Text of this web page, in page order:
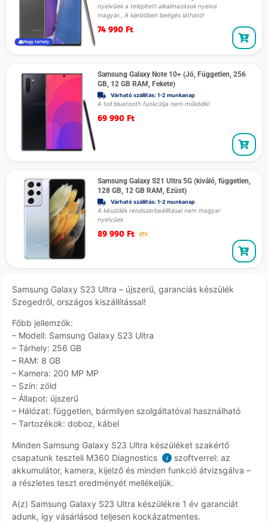
Nagy tárhely
nyelvűek a telepített alkalmazások nyelve
magyar., A kijelzőben beégés látható!
74 990 Ft
Samsung Galaxy Note 10+ (Jó, Független, 256
GB, 12 GB RAM, Fekete)
Várható szállítás: 1-2 munkanap
A toll bluetooth funkciója nem működik!
69 990 Ft
Samsung Galaxy S21 Ultra 5G (kiváló, független,
128 GB, 12 GB RAM, Ezüst)
Várható szállítás: 1-2 munkanap
A készülék rendszerbeállításai nem magyar
nyelvűek
89 990 Ft 27%
Samsung Galaxy S23 Ultra – újszerű, garanciás készülék
Szegedről, országos kiszállítással!
Főbb jellemzők:
– Modell: Samsung Galaxy S23 Ultra
– Tárhely: 256 GB
– RAM: 8 GB
– Kamera: 200 MP MP
– Szín: zöld
– Állapot: újszerű
– Hálózat: független, bármilyen szolgáltatóval használható
– Tartozékok: doboz, kábel
Minden Samsung Galaxy S23 Ultra készüléket szakértő
csapatunk teszteli M360 Diagnostics
i
szoftverrel: az
akkumulátor, kamera, kijelző és minden funkció átvizsgálva –
a részletes teszt eredményét mellékeljük.
A(z) Samsung Galaxy S23 Ultra készülékre 1 év garanciát
adunk, így vásárlásod teljesen kockázatmentes.